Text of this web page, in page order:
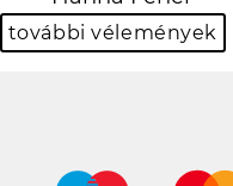
további vélemények